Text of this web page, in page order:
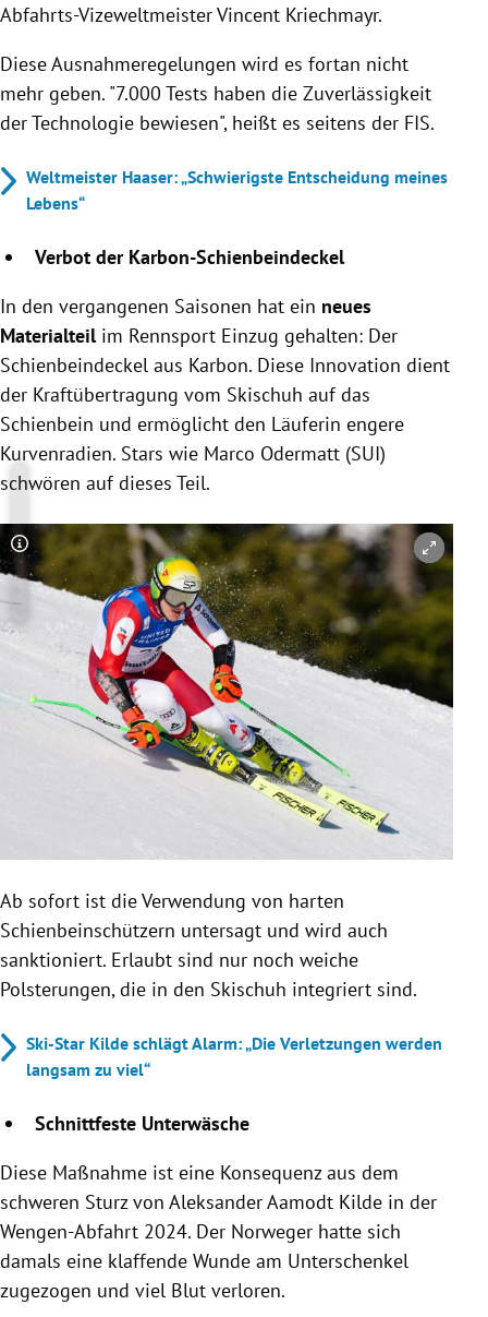
Abfahrts-Vizeweltmeister Vincent Kriechmayr.
Diese Ausnahmeregelungen wird es fortan nicht
mehr geben. "7.000 Tests haben die Zuverlässigkeit
der Technologie bewiesen", heißt es seitens der FIS.
Weltmeister Haaser: „Schwierigste Entscheidung meines
Lebens“
Verbot der Karbon-Schienbeindeckel
In den vergangenen Saisonen hat ein neues
Materialteilim Rennsport Einzug gehalten: Der
Schienbeindeckel aus Karbon. Diese Innovation dient
der Kraftübertragung vom Skischuh auf das
Schienbein und ermöglicht den Läuferin engere
Kurvenradien. Stars wie Marco Odermatt (SUI)
schwören auf dieses Teil.
Copyright-Hinweis öffnen/schließen
Ab sofort ist die Verwendung von harten
Schienbeinschützern untersagt und wird auch
sanktioniert. Erlaubt sind nur noch weiche
Polsterungen, die in den Skischuh integriert sind.
Ski-Star Kilde schlägt Alarm: „Die Verletzungen werden
langsam zu viel“
Schnittfeste Unterwäsche
Diese Maßnahme ist eine Konsequenz aus dem
schweren Sturz von Aleksander Aamodt Kilde in der
Wengen-Abfahrt 2024. Der Norweger hatte sich
damals eine klaffende Wunde am Unterschenkel
zugezogen und viel Blut verloren.